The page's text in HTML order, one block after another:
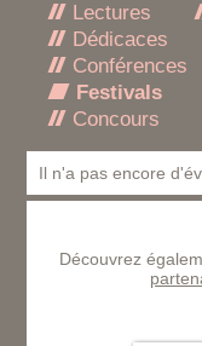
Lectures
Dédicaces
Conférences
Festivals
Concours
Il n'a pas encore
Découvrez